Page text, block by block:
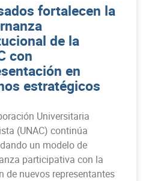
fortalecen la
de la
con
en
estratégicos
Universitaria
(UNAC) continúa
un modelo de
participativa con la
de nuevos representantes